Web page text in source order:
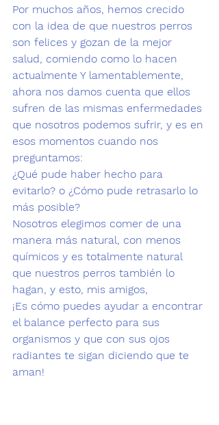
Por muchos años, hemos crecido
con la idea de que nuestros perros
son felices y gozan de la mejor
salud, comiendo como lo hacen
actualmente Y lamentablemente,
ahora nos damos cuenta que ellos
sufren de las mismas enfermedades
que nosotros podemos sufrir, y es en
esos momentos cuando nos
preguntamos:
¿Qué pude haber hecho para
evitarlo? o ¿Cómo pude retrasarlo lo
más posible?
Nosotros elegimos comer de una
manera más natural, con menos
químicos y es totalmente natural
que nuestros perros también lo
hagan, y esto, mis amigos,
¡Es cómo puedes ayudar a encontrar
el balance perfecto para sus
organismos y que con sus ojos
radiantes te sigan diciendo que te
aman!